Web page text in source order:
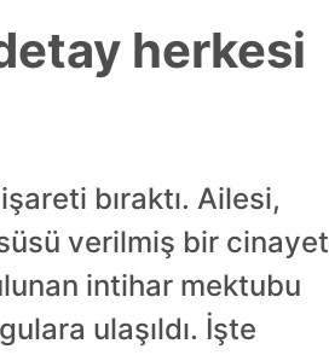
herkesi
bıraktı. Ailesi,
verilmiş bir cinayet
intihar mektubu
ulaşıldı. İşte